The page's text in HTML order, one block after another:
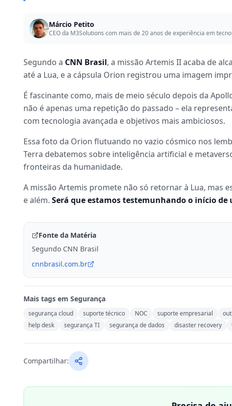
Márcio Petito
CEO da M3Solutions com mais de 20 anos de experiência em
Segundo a CNN Brasil, a missão Artemis II acaba de
até a Lua, e a cápsula Orion registrou uma imagem
É fascinante como, mais de meio século depois da
não é apenas uma repetição do passado – ela
com tecnologia avançada e objetivos mais ambiciosos.
Essa foto da Orion flutuando no vazio cósmico nos
Terra debatemos sobre inteligência artificial e
fronteiras da humanidade.
A missão Artemis promete não só retornar à Lua, mas
e além. Será que estamos testemunhando o início
Fonte da Matéria
Segundo CNN Brasil
cnnbrasil.com.br
Mais tags em Segurança
segurança cloud suporte técnico NOC suporte empresarial
help desk
segurança TI segurança de dados disaster recovery
Compartilhar: